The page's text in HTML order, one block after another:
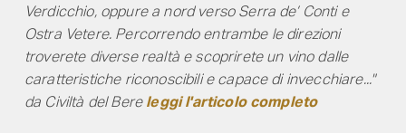
Verdicchio, oppure a nord verso Serra de’ Conti e
Ostra Vetere. Percorrendo entrambe le direzioni
troverete diverse realtà e scoprirete un vino dalle
caratteristiche riconoscibili e capace di invecchiare..."
da Civiltà del Bereleggi l'articolo completo